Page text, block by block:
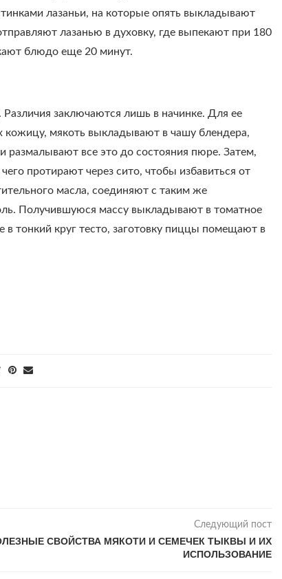
лазаньи, на которые опять выкладывают
лазанью в духовку, где выпекают при 180
блюдо еще 20 минут.
заключаются лишь в начинке. Для ее
кожицу, мякоть выкладывают в чашу блендера,
все это до состояния пюре. Затем,
протирают через сито, чтобы избавиться от
масла, соединяют с таким же
Получившуюся массу выкладывают в томатное
тонкий круг тесто, заготовку пиццы помещают в
Следующий пост
СВОЙСТВА МЯКОТИ И СЕМЕЧЕК ТЫКВЫ И ИХ
ИСПОЛЬЗОВАНИЕ